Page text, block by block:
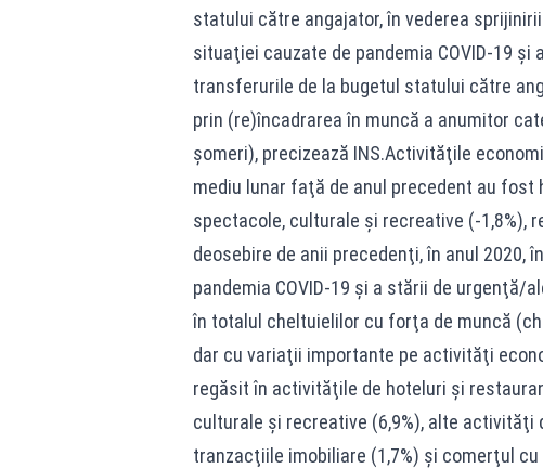
statului către angajator, în vederea
situaţiei cauzate de pandemia COVID-19
transferurile de la bugetul statului către
prin (re)încadrarea în muncă a anumitor
şomeri), precizează INS.Activităţile
mediu lunar faţă de anul precedent au
spectacole, culturale şi recreative (-1,8%),
deosebire de anii precedenţi, în anul 2020,
pandemia COVID-19 şi a stării de
în totalul cheltuielilor cu forţa de muncă
dar cu variaţii importante pe activităţi
regăsit în activităţile de hoteluri şi
culturale şi recreative (6,9%), alte activităţi
tranzacţiile imobiliare (1,7%) şi comerţul